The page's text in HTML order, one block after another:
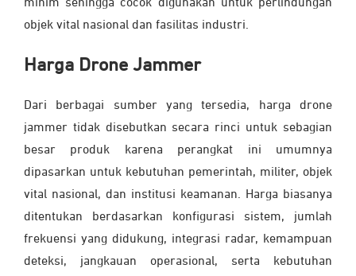
minim sehingga cocok digunakan untuk perlindungan
objek vital nasional dan fasilitas industri.
Harga Drone Jammer
Dari berbagai sumber yang tersedia, harga drone
jammer tidak disebutkan secara rinci untuk sebagian
besar produk karena perangkat ini umumnya
dipasarkan untuk kebutuhan pemerintah, militer, objek
vital nasional, dan institusi keamanan. Harga biasanya
ditentukan berdasarkan konfigurasi sistem, jumlah
frekuensi yang didukung, integrasi radar, kemampuan
deteksi, jangkauan operasional, serta kebutuhan